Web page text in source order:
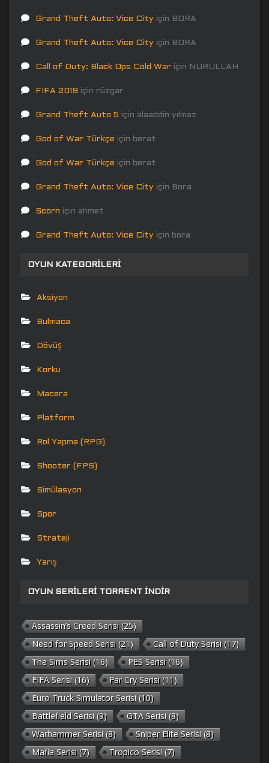
Grand Theft Auto: Vice City için BORA
Grand Theft Auto: Vice City için BORA
Call of Duty: Black Ops Cold War için NURULLAH
FIFA 2019 için rüzgar
Grand Theft Auto 5 için alaaddin yılmaz
God of War Türkçe için berat
God of War Türkçe için berat
Grand Theft Auto: Vice City için Bora
Scorn için ahmet
Grand Theft Auto: Vice City için bora
OYUN KATEGORILERI
Aksiyon
Bulmaca
Dövüş
Korku
Macera
Platform
Rol Yapma (RPG)
Shooter (FPS)
Simülasyon
Spor
Strateji
Yarış
OYUN SERILERI TORRENT İNDIR
Assassin’s Creed Serisi (25)
Need for Speed Serisi (21) Call of Duty Serisi (17)
The Sims Serisi (16) PES Serisi (16)
FIFA Serisi (16) Far Cry Serisi (11)
Euro Truck Simulator Serisi (10)
Battlefield Serisi (9) GTA Serisi (8)
Warhammer Serisi (8) Sniper Elite Serisi (8)
Mafia Serisi (7) Tropico Serisi (7)